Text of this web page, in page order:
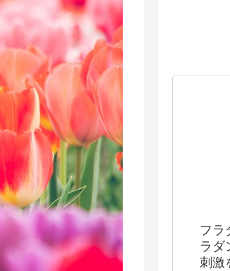
フラ
ラダ
刺激